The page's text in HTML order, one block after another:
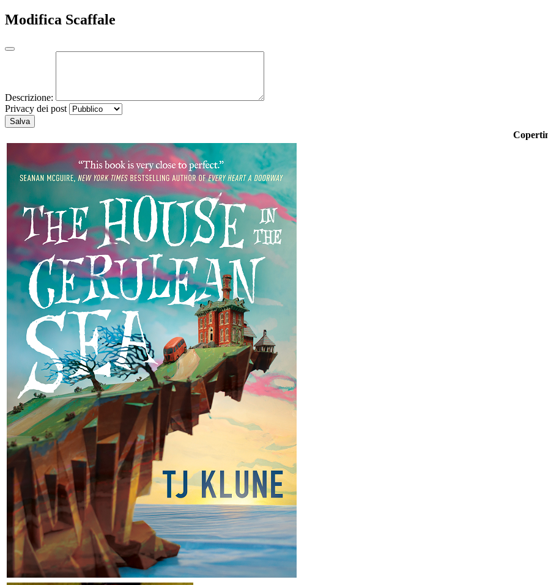
Modifica Scaffale
Descrizione:
Privacy dei post
Salva